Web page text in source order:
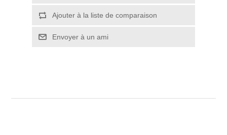
Ajouter à la liste de comparaison
Envoyer à un ami